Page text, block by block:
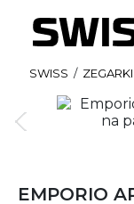
SWISS / ZEGARKI
EMPORIO